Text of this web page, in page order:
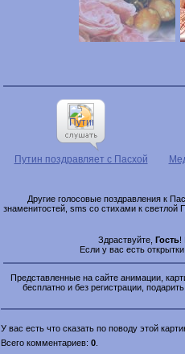
Путин поздравляет с Пасхой
Другие голосовые поздравления к
знаменитостей, sms со стихами к
Здраствуйте, Гость!
Если у вас есть
Представленные на сайте анимации,
бесплатно и без регистрации,
У вас есть что сказать по поводу этой
Всего комментариев: 0